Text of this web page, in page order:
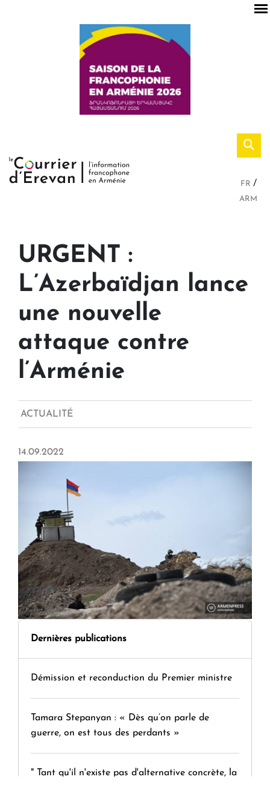
FR
ARM
URGENT :
L’Azerbaïdjan lance
une nouvelle
attaque contre
l’Arménie
ACTUALITÉ
14.09.2022
Dernières publications
Démission et reconduction du Premier ministre
Tamara Stepanyan : « Dès qu’on parle de
guerre, on est tous des perdants »
" Tant qu'il n'existe pas d'alternative concrète, la